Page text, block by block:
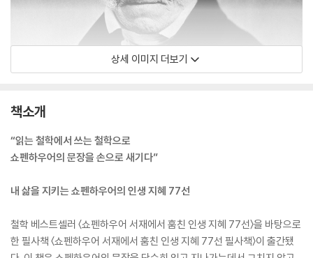
상세 이미지 더보기
책소개
“읽는 철학에서 쓰는 철학으로
쇼펜하우어의 문장을 손으로 새기다”
내 삶을 지키는 쇼펜하우어의 인생 지혜 77선
철학 베스트셀러 〈쇼펜하우어 서재에서 훔친 인생 지혜 77선〉을 바탕으로
한 필사책 〈쇼펜하우어 서재에서 훔친 인생 지혜 77선 필사책〉이 출간됐